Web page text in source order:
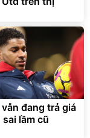
đang trả giá
lầm cũ